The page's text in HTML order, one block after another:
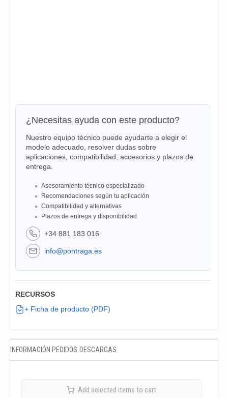
¿Necesitas ayuda con este producto?
Nuestro equipo técnico puede ayudarte a elegir el
modelo adecuado, resolver dudas sobre
aplicaciones, compatibilidad, accesorios y plazos de
entrega.
Asesoramiento técnico especializado
Recomendaciones según tu aplicación
Compatibilidad y alternativas
Plazos de entrega y disponibilidad
+34 881 183 016
info@pontraga.es
RECURSOS
+ Ficha de producto (PDF)
INFORMACIÓN PEDIDOS DESCARGAS
Add selected items to cart